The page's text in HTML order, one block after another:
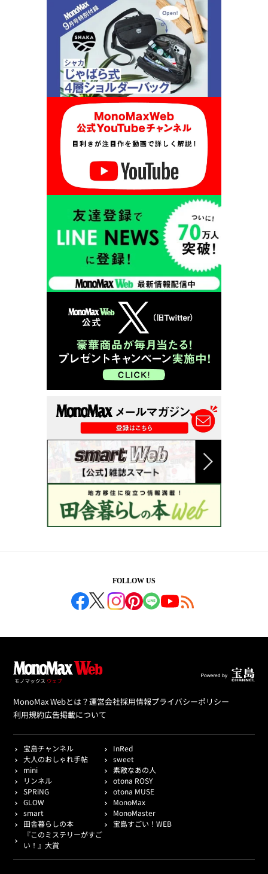
FOLLOW US
MonoMax Webとは？運営会社採用情報プライバシーポリシー
利用規約広告掲載について
宝島チャンネル
InRed
大人のおしゃれ手帖
sweet
mini
素敵なあの人
リンネル
otona ROSY
SPRiNG
otona MUSE
GLOW
MonoMax
smart
MonoMaster
田舎暮らしの本
宝島すごい！WEB
『このミステリーがすご
い！』大賞